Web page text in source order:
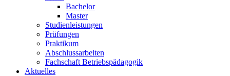
Bachelor
Master
Studienleistungen
Prüfungen
Praktikum
Abschlussarbeiten
Fachschaft Betriebspädagogik
Aktuelles